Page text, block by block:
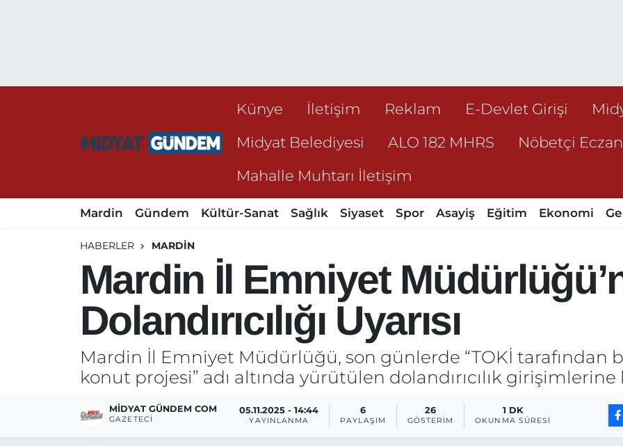
Künye İletişim Reklam E-Devlet Girişi
Midyat Belediyesi
ALO 182 MHRS Nöbetçi
Mahalle Muhtarı İletişim
Mardin Gündem Kültür-Sanat Sağlık Siyaset Spor Asayiş Eğitim Ekonomi
HABERLER MARDIN
Mardin İl Emniyet
Dolandırıcılığı Uyarısı
Mardin İl Emniyet Müdürlüğü, son günlerde “TOKİ tarafından
konut projesi” adı altında yürütülen dolandırıcılık girişimlerine
MIDYAT GÜNDEM COM
GAZETECI
05.11.2025 - 14:44
YAYINLANMA
6
PAYLAŞIM
26
GÖSTERIM
1 DK
OKUNMA SÜRESI